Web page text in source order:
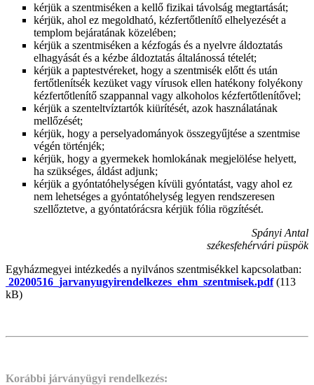
kérjük a szentmiséken a kellő fizikai távolság megtartását;
kérjük, ahol ez megoldható, kézfertőtlenítő elhelyezését a
templom bejáratának közelében;
kérjük a szentmiséken a kézfogás és a nyelvre áldoztatás
elhagyását és a kézbe áldoztatás általánossá tételét;
kérjük a paptestvéreket, hogy a szentmisék előtt és után
fertőtlenítsék kezüket vagy vírusok ellen hatékony folyékony
kézfertőtlenítő szappannal vagy alkoholos kézfertőtlenítővel;
kérjük a szenteltvíztartók kiürítését, azok használatának
mellőzését;
kérjük, hogy a perselyadományok összegyűjtése a szentmise
végén történjék;
kérjük, hogy a gyermekek homlokának megjelölése helyett,
ha szükséges, áldást adjunk;
kérjük a gyóntatóhelységen kívüli gyóntatást, vagy ahol ez
nem lehetséges a gyóntatóhelység legyen rendszeresen
szellőztetve, a gyóntatórácsra kérjük fólia rögzítését.
Spányi Antal
székesfehérvári püspök
Egyházmegyei intézkedés a nyilvános szentmisékkel kapcsolatban:
20200516_jarvanyugyirendelkezes_ehm_szentmisek.pdf(113
kB)
Korábbi járványügyi rendelkezés: